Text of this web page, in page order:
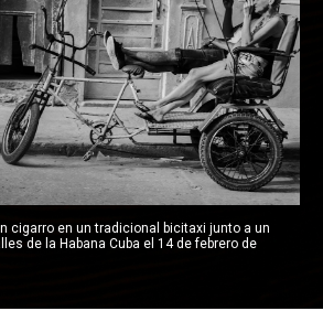
cigarro en un tradicional bicitaxi junto a un
de la Habana Cuba el 14 de febrero de